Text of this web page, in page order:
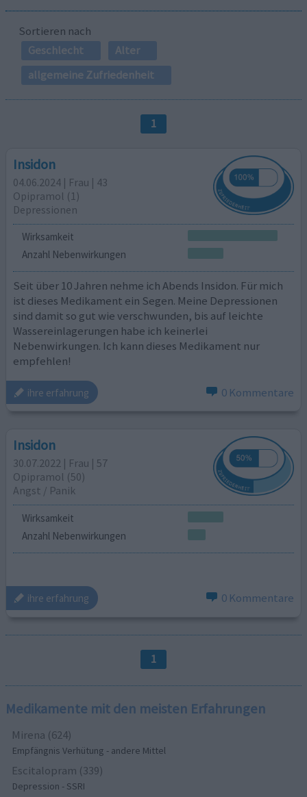
Sortieren nach
Geschlecht
Alter
allgemeine Zufriedenheit
1
Insidon
04.06.2024 | Frau | 43
Opipramol (1)
Depressionen
Wirksamkeit
Anzahl Nebenwirkungen
Seit über 10 Jahren nehme ich Abends Insidon. Für mich
ist dieses Medikament ein Segen. Meine Depressionen
sind damit so gut wie verschwunden, bis auf leichte
Wassereinlagerungen habe ich keinerlei
Nebenwirkungen. Ich kann dieses Medikament nur
empfehlen!
ihre erfahrung 0 Kommentare
Insidon
30.07.2022 | Frau | 57
Opipramol (50)
Angst / Panik
Wirksamkeit
Anzahl Nebenwirkungen
ihre erfahrung 0 Kommentare
1
Medikamente mit den meisten Erfahrungen
Mirena (624)
Empfängnis Verhütung - andere Mittel
Escitalopram (339)
Depression - SSRI